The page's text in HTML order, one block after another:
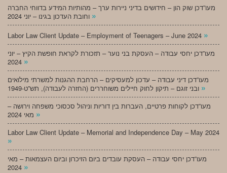
מעו”דכן שוק הון – חידושים בדיני ניירות ערך – מהותיות המידע בדווחי החברה
»
Labor Law Client Update – Employment of Teenagers – June 2024 »
מעו”דכן יחסי עבודה – העסקת בני נוער – תזכורת לקראת חופשת הקיץ – יוני
»
מעו”דכן דיני עבודה – עדכון למעסיקים – הרחבת ההגנות למשרתי מילואים
»
מעו”דכן לקוחות פרטיים, העברות בין דוריות וניהול סכסוכי משפחה וירושה –
»
Labor Law Client Update – Memorial and Independence Day – May 2024
»
מעו”דכן יחסי עבודה – העסקת עובדים ביום הזיכרון וביום העצמאות – מאי
»